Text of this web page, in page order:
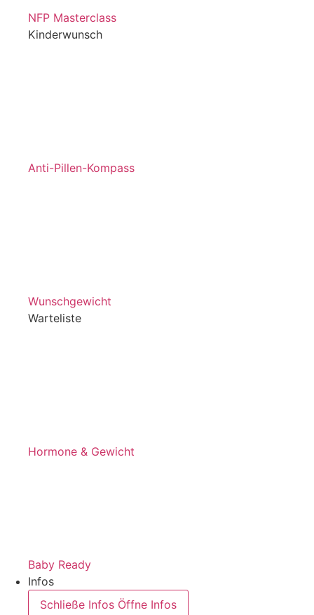
NFP Masterclass
Kinderwunsch
Anti-Pillen-Kompass
Wunschgewicht
Warteliste
Hormone & Gewicht
Baby Ready
Infos
Schließe Infos Öffne Infos